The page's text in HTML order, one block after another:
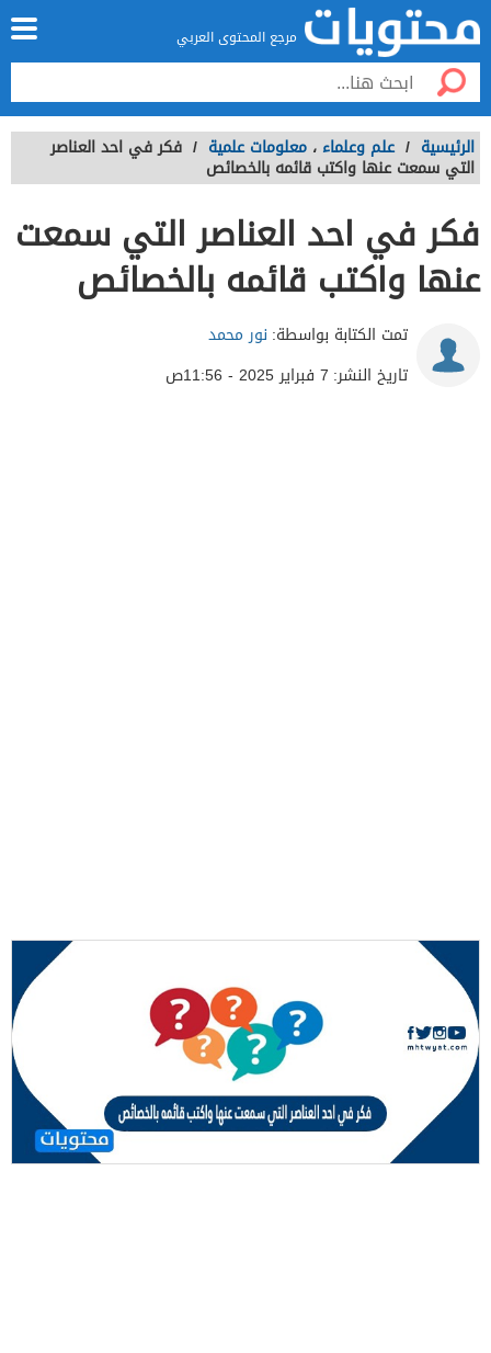
مرجع المحتوى العربي
الرئيسية / علم وعلماء ، معلومات علمية / فكر في احد العناصر
التي سمعت عنها واكتب قائمه بالخصائص
فكر في احد العناصر التي سمعت
عنها واكتب قائمه بالخصائص
تمت الكتابة بواسطة: نور محمد
تاريخ النشر: 7 فبراير 2025 - 11:56ص